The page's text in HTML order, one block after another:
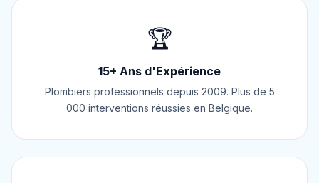
🏆
15+ Ans d'Expérience
Plombiers professionnels depuis 2009. Plus de 5
000 interventions réussies en Belgique.